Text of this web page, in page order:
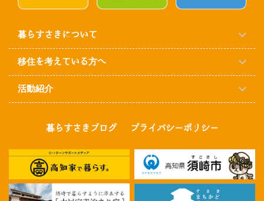
暮らすさきについて
移住を考えている方へ
活動紹介
暮らすさきブログ プライバシーポリシー